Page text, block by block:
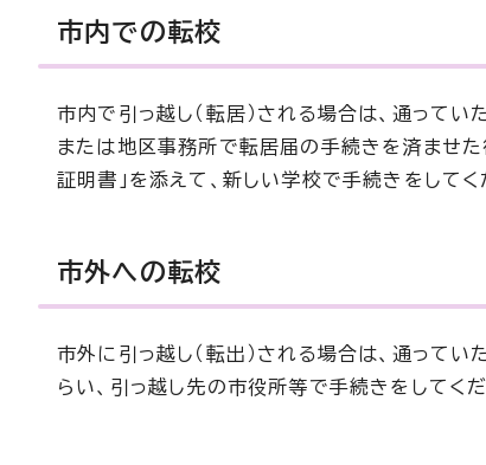
市内での転校
市内で引っ越し（転居）される場合は、通ってい
または地区事務所で転居届の手続きを済ませた
証明書」を添えて、新しい学校で手続きをしてく
市外への転校
市外に引っ越し（転出）される場合は、通ってい
らい、引っ越し先の市役所等で手続きをしてくだ